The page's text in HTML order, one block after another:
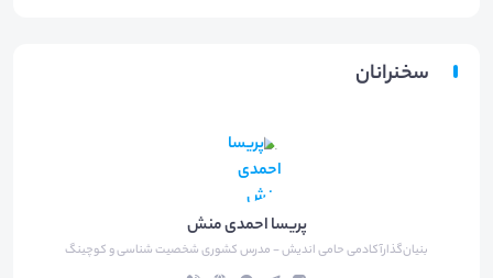
سخنرانان
پریسا احمدی منش
بنیان‌گذارآکادمی حامی اندیش - مدرس کشوری شخصیت شناسی و کوچینگ